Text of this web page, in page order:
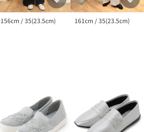
156cm / 35(23.5cm) 161cm / 35(23.5cm)